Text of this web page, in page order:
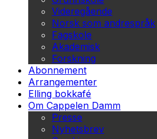
Videregående
Norsk som andrespråk
Fagskole
Akademisk
Forskning
Abonnement
Arrangementer
Elling bokkafé
Om Cappelen Damm
Presse
Nyhetsbrev